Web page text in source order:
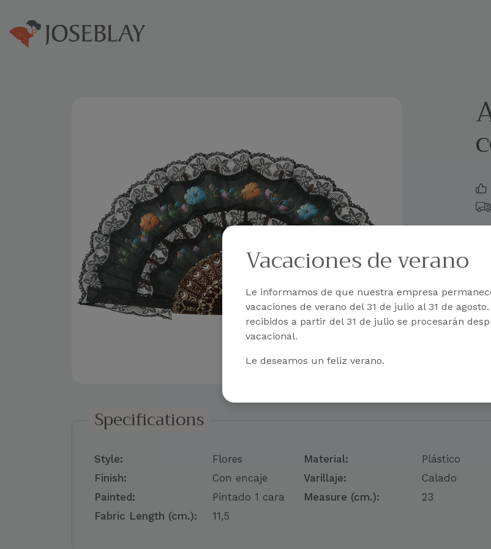
Specifications
Style: Flores Material:
Plástico
Finish:
Con encaje Varillaje:
Calado
Painted:
Pintado 1 cara Measure (cm.):
23
Fabric Length (cm.):
11,5
Vacaciones de verano
Le informamos de que nuestra empresa
vacaciones de verano del 31 de julio al 31 de
recibidos a partir del 31 de julio se procesarán
vacacional.
Le deseamos un feliz verano.